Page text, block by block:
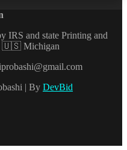
IRS and state Printing and
🇺🇸 Michigan
| By DevBid